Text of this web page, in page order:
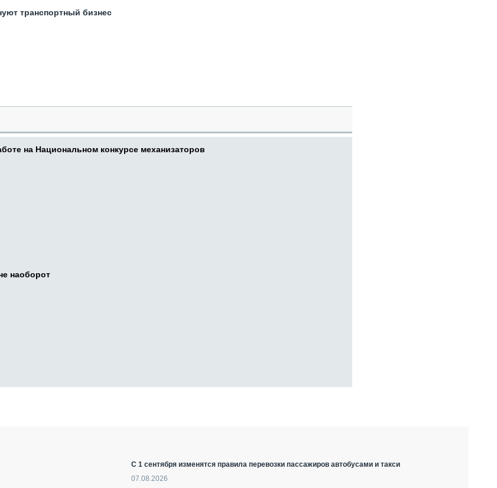
транспортный бизнес
на Национальном конкурсе механизаторов
наоборот
С 1 сентября изменятся правила перевозки пассажиров автобусами и такси
07.08.2026